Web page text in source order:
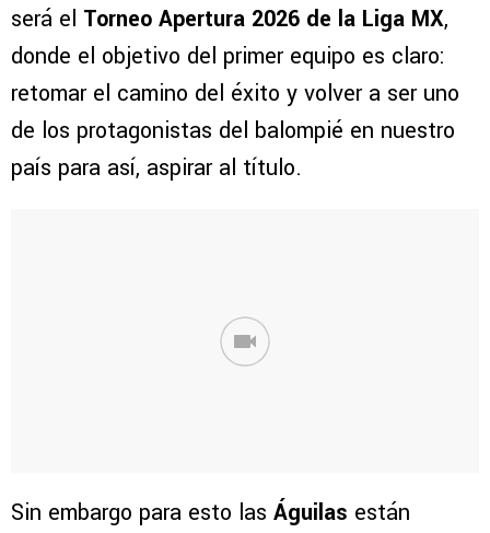
será el Torneo Apertura 2026 de la Liga MX,
donde el objetivo del primer equipo es claro:
retomar el camino del éxito y volver a ser uno
de los protagonistas del balompié en nuestro
país para así, aspirar al título.
Sin embargo para esto las Águilas están